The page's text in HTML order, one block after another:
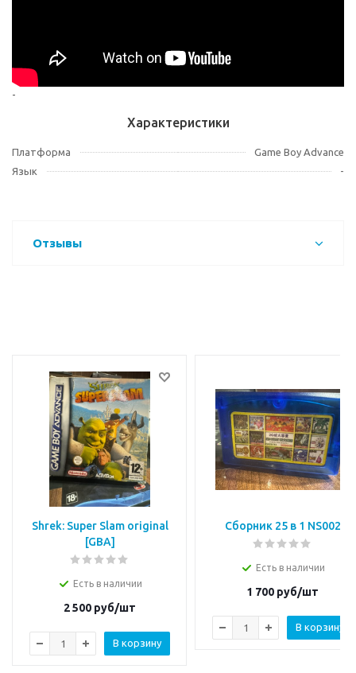
-
Характеристики
Платформа
Game Boy Advance
Язык
-
Отзывы
Shrek: Super Slam original
[GBA]
Есть в наличии
2 500 руб/шт
В корзину
Сборник 25 в 1 NS002
Есть в наличии
1 700 руб/шт
В корзину